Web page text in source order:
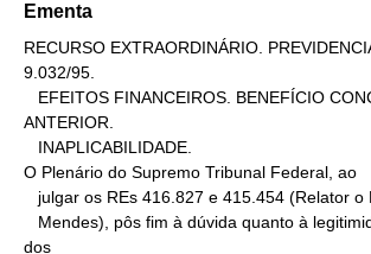
Ementa
RECURSO EXTRAORDINÁRIO.
9.032/95.
ANTERIOR.
O Plenário do Supremo Tribunal Federal, ao
dos